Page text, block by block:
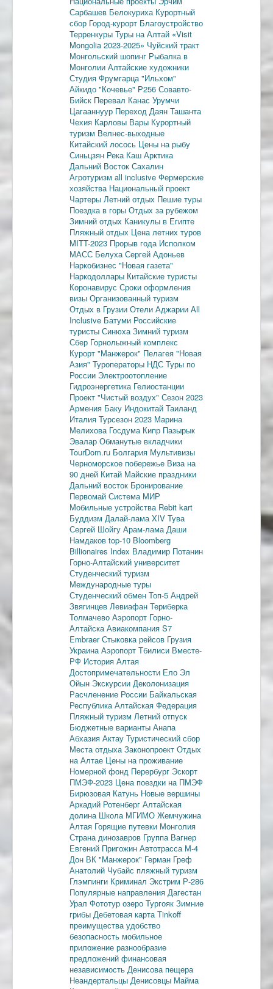
Сарбашев Белокуриха Курортный
сбор Город-курорт Благоустройство
Терренкуры Туры на Алтай «Visit
Mongolia 2023-2025» Чуйский тракт
Монгольский шопинг Рыбалка в
Монголии Алтайские художники
Студия Фрумгарца"Ильхом"
Айкидо "Кочевье" Р256 Совавто-
Бийск Перевал Канас Урумчи
Цагааннуур Переход Даян Ташанта
Чехия Карловы Вары Курортный
туризм Велнес-выходные
Китайский лосось Цены на рыбу
Синьцзян Река Каш Арктика
Дальний Восток Сахалин
Агротуризм all inclusive Фермерские
хозяйства Национальный проект
Чартеры Летний отдых Пешие туры
Поездка в горы Отдых за рубежом
Зимний отдых Каникулы в Египте
Пляжный отдых Цена летних туров
MITT-2023 Прорыв года Исполком
МАСС БелухаСергей Адоньев
Наркобизнес "Новая газета"
Наркодоллары Китайские туристы
Коронавирус Сроки оформления
визы Организованный туризм
Отдых в Грузии Отели Аджарии All
Inclusive Батуми Российские
туристы СинюхаЗимний туризм
Сбер Горнолыжный комплекс
Курорт "Манжерок" Пелагея "Новая
Азия" Туроператоры НДС Туры по
России Электроотопление
Гидроэнергетика Гелиостанции
Проект "Чистый воздух" Сезон 2023
Армения Баку Индокитай Таиланд
Италия Турсезон 2023 Марина
Мелихова Госдума Кипр Пазырык
Эвалар Обманутые вкладчики
TourDom.ru Болгария Мультивизы
Черноморское побережье Виза на
90 дней Китай Майские праздники
Дальний восток Бронирование
Первомай Система МИР
Мобильные устройства Rebit kart
Буддизм Далай-лама XIV Тува
Сергей Шойгу Арам-ламаДаши
Намдаков top-10 Bloomberg
Billionaires Index Владимир Потанин
Горно-Алтайский университет
Студенческий туризм
Международные туры
Студенческий обмен Топ-5 Андрей
Звягинцев Левиафан Териберка
Толмачево Аэропорт Горно-
АлтайскаАвиакомпания S7
EmbraerСтыковка рейсов Грузия
УкраинаАэропорт Тбилиси Вместе-
РФ История Алтая
Достопримечательности Ело Эл
Ойын Экскурсии Деколонизация
Расчленение России Байкальская
РеспубликаАлтайская Федерация
Пляжный туризм Летний отпуск
Бюджетные варианты Анапа
Абхазия Актау Туристический сбор
Места отдыхаЗаконопроект Отдых
на Алтае Цены на проживание
Номерной фонд Перербург Эскорт
ПМЭФ-2023 Цена поездки на ПМЭФ
Бирюзовая Катунь Новые вершины
Аркадий Ротенберг Алтайская
долина Школа МГИМО Жемчужина
Алтая Горящие путевки Монголия
Страна динозавров Группа Вагнер
Евгений Пригожин Автотрасса М-4
Дон ВК "Манжерок" Герман Греф
Анатолий Чубайс пляжный туризм
Глэмпинги Криминал Экстрим Р-286
Популярные направления Дагестан
Урал Фототур озеро Тургояк Зимние
грибы Дебетовая картаTinkoff
преимуществаудобство
безопасность мобильное
приложение разнообразие
предложений финансовая
независимость Денисова пещера
Неандертальцы Денисовцы Майма